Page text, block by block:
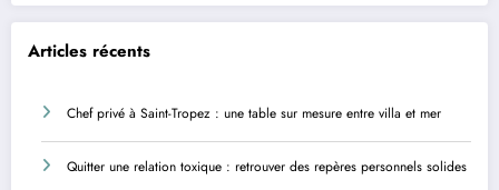
Articles récents
Chef privé à Saint-Tropez : une table sur mesure entre villa et mer
Quitter une relation toxique : retrouver des repères personnels solides